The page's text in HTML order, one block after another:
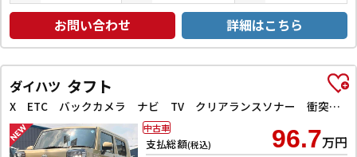
お問い合わせ 詳細はこちら
ダイハツ タフト
X ETC バックカメラ ナビ TV クリアランスソナー 衝突被害軽減システム オートライト スマートキー アイドリングストップ 電動格納ミラー スカイフィールトップ ESC CD Bluetooth
支払総額(税込) 96.7万円
中古車